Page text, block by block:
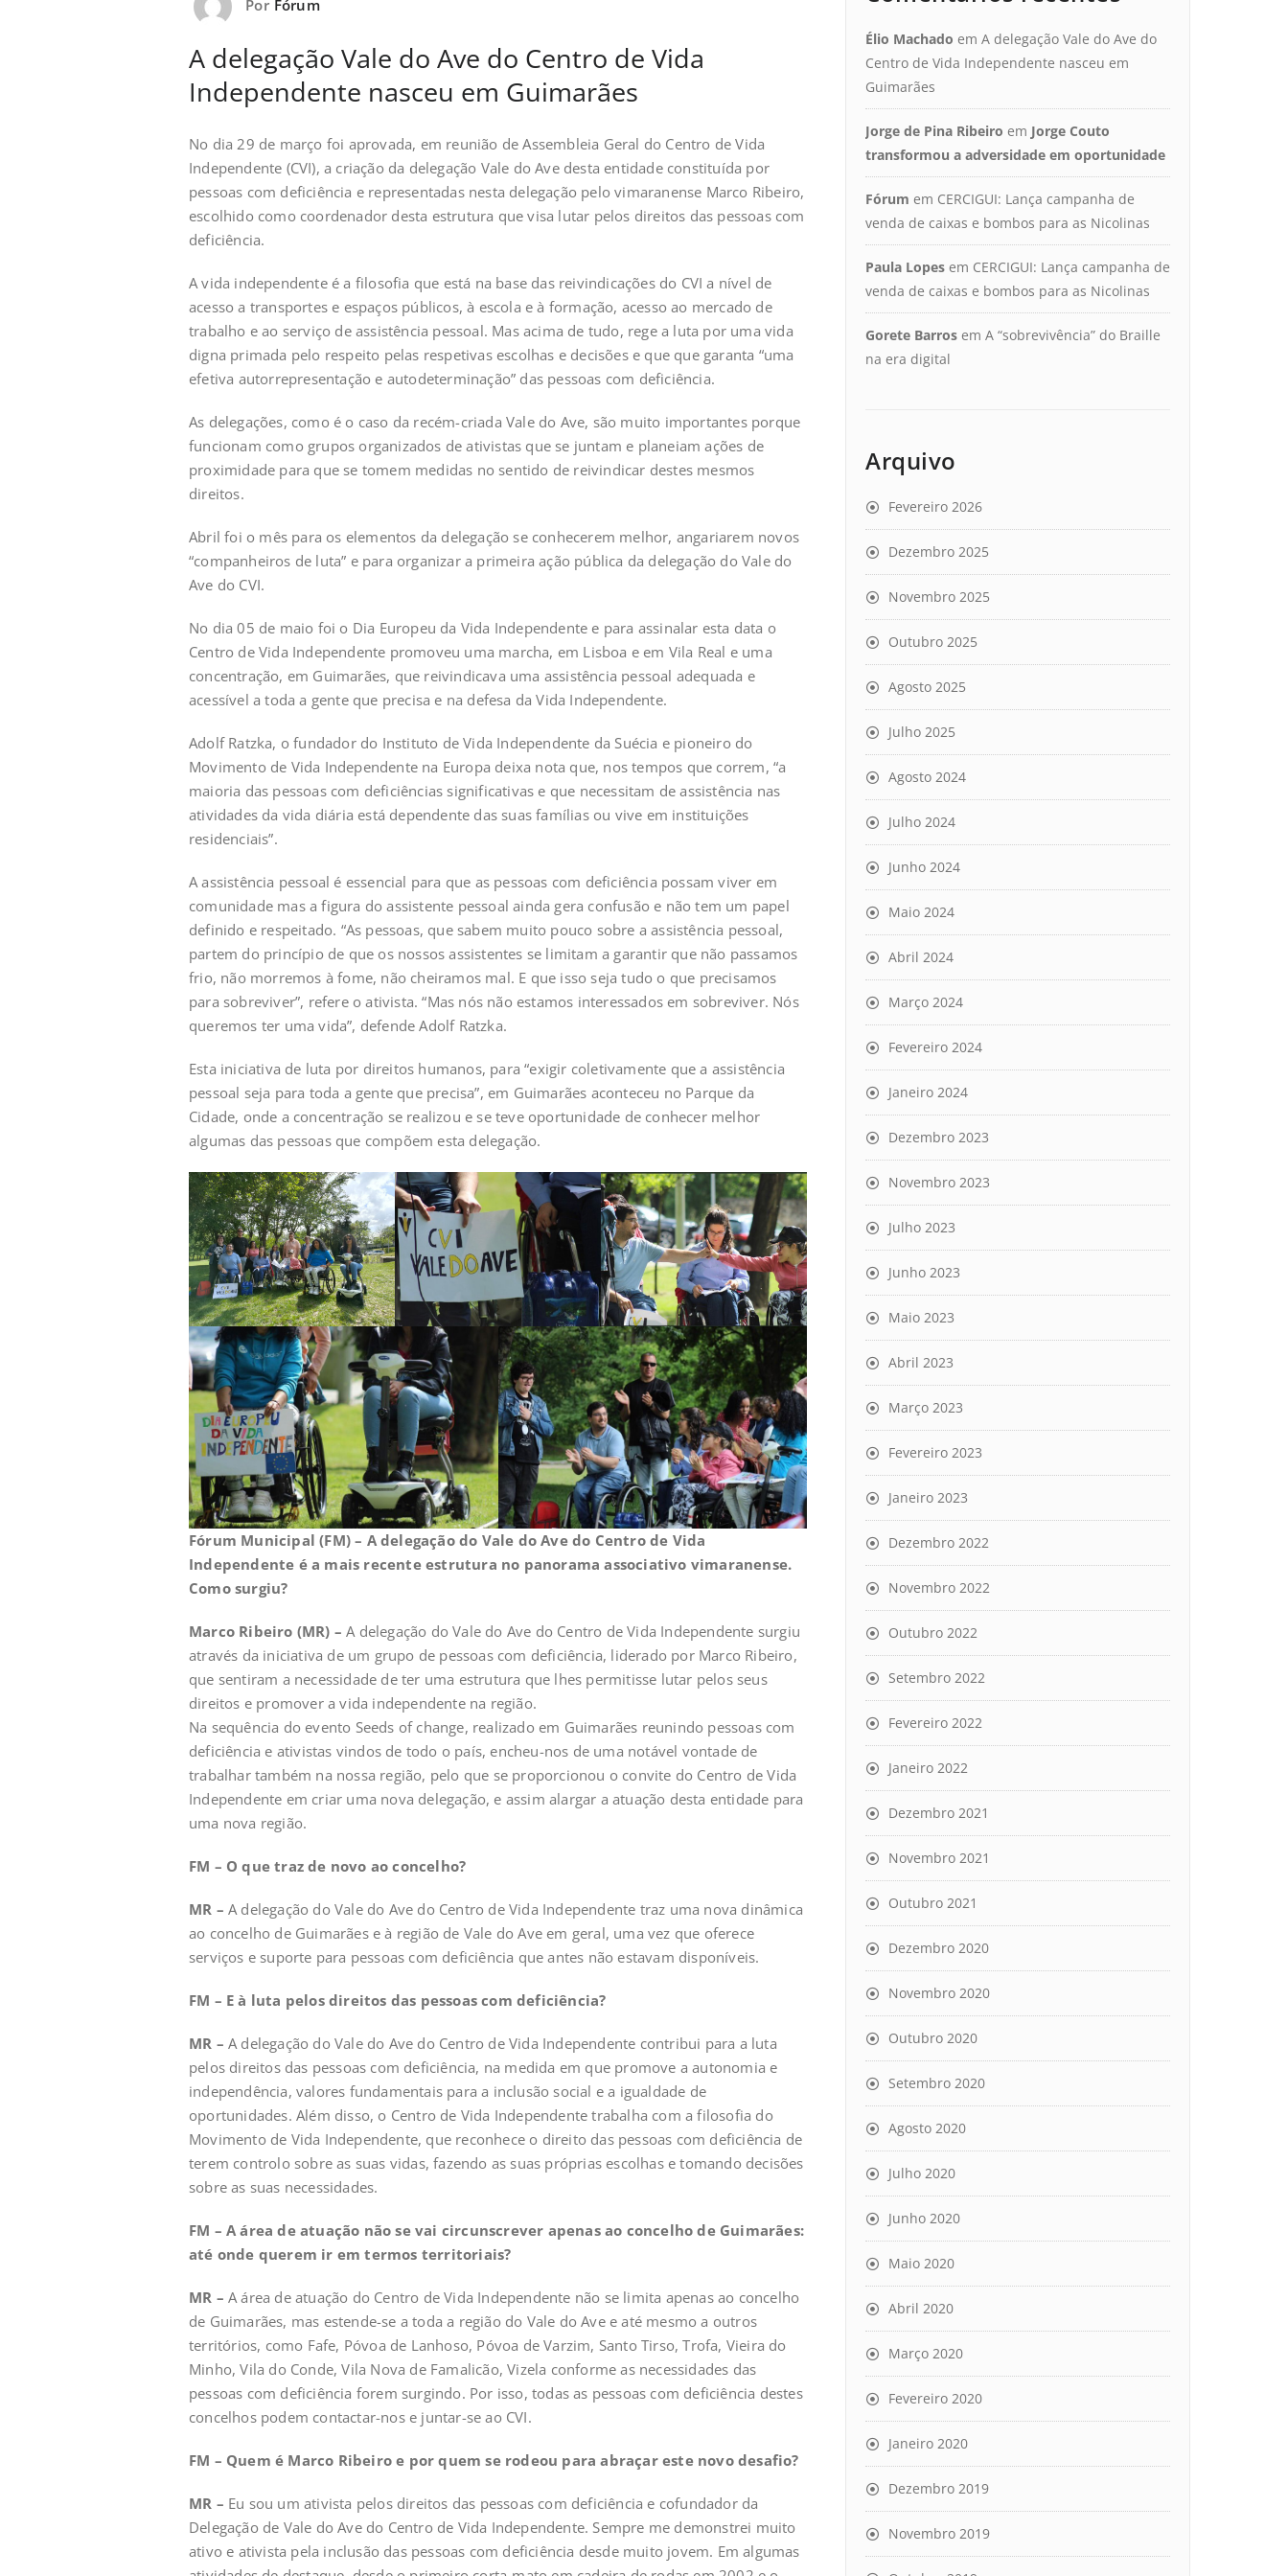
Por Fórum
A delegação Vale do Ave do Centro de Vida
Independente nasceu em Guimarães
No dia 29 de março foi aprovada, em reunião de Assembleia Geral do Centro de Vida
Independente (CVI), a criação da delegação Vale do Ave desta entidade constituída por
pessoas com deficiência e representadas nesta delegação pelo vimaranense Marco Ribeiro,
escolhido como coordenador desta estrutura que visa lutar pelos direitos das pessoas com
deficiência.
A vida independente é a filosofia que está na base das reivindicações do CVI a nível de
acesso a transportes e espaços públicos, à escola e à formação, acesso ao mercado de
trabalho e ao serviço de assistência pessoal. Mas acima de tudo, rege a luta por uma vida
digna primada pelo respeito pelas respetivas escolhas e decisões e que que garanta “uma
efetiva autorrepresentação e autodeterminação” das pessoas com deficiência.
As delegações, como é o caso da recém-criada Vale do Ave, são muito importantes porque
funcionam como grupos organizados de ativistas que se juntam e planeiam ações de
proximidade para que se tomem medidas no sentido de reivindicar destes mesmos
direitos.
Abril foi o mês para os elementos da delegação se conhecerem melhor, angariarem novos
“companheiros de luta” e para organizar a primeira ação pública da delegação do Vale do
Ave do CVI.
No dia 05 de maio foi o Dia Europeu da Vida Independente e para assinalar esta data o
Centro de Vida Independente promoveu uma marcha, em Lisboa e em Vila Real e uma
concentração, em Guimarães, que reivindicava uma assistência pessoal adequada e
acessível a toda a gente que precisa e na defesa da Vida Independente.
Adolf Ratzka, o fundador do Instituto de Vida Independente da Suécia e pioneiro do
Movimento de Vida Independente na Europa deixa nota que, nos tempos que correm, “a
maioria das pessoas com deficiências significativas e que necessitam de assistência nas
atividades da vida diária está dependente das suas famílias ou vive em instituições
residenciais”.
A assistência pessoal é essencial para que as pessoas com deficiência possam viver em
comunidade mas a figura do assistente pessoal ainda gera confusão e não tem um papel
definido e respeitado. “As pessoas, que sabem muito pouco sobre a assistência pessoal,
partem do princípio de que os nossos assistentes se limitam a garantir que não passamos
frio, não morremos à fome, não cheiramos mal. E que isso seja tudo o que precisamos
para sobreviver”, refere o ativista. “Mas nós não estamos interessados em sobreviver. Nós
queremos ter uma vida”, defende Adolf Ratzka.
Esta iniciativa de luta por direitos humanos, para “exigir coletivamente que a assistência
pessoal seja para toda a gente que precisa”, em Guimarães aconteceu no Parque da
Cidade, onde a concentração se realizou e se teve oportunidade de conhecer melhor
algumas das pessoas que compõem esta delegação.
Fórum Municipal (FM) – A delegação do Vale do Ave do Centro de Vida
Independente é a mais recente estrutura no panorama associativo vimaranense.
Como surgiu?
Marco Ribeiro (MR) – A delegação do Vale do Ave do Centro de Vida Independente surgiu
através da iniciativa de um grupo de pessoas com deficiência, liderado por Marco Ribeiro,
que sentiram a necessidade de ter uma estrutura que lhes permitisse lutar pelos seus
direitos e promover a vida independente na região.
Na sequência do evento Seeds of change, realizado em Guimarães reunindo pessoas com
deficiência e ativistas vindos de todo o país, encheu-nos de uma notável vontade de
trabalhar também na nossa região, pelo que se proporcionou o convite do Centro de Vida
Independente em criar uma nova delegação, e assim alargar a atuação desta entidade para
uma nova região.
FM – O que traz de novo ao concelho?
MR – A delegação do Vale do Ave do Centro de Vida Independente traz uma nova dinâmica
ao concelho de Guimarães e à região de Vale do Ave em geral, uma vez que oferece
serviços e suporte para pessoas com deficiência que antes não estavam disponíveis.
FM – E à luta pelos direitos das pessoas com deficiência?
MR – A delegação do Vale do Ave do Centro de Vida Independente contribui para a luta
pelos direitos das pessoas com deficiência, na medida em que promove a autonomia e
independência, valores fundamentais para a inclusão social e a igualdade de
oportunidades. Além disso, o Centro de Vida Independente trabalha com a filosofia do
Movimento de Vida Independente, que reconhece o direito das pessoas com deficiência de
terem controlo sobre as suas vidas, fazendo as suas próprias escolhas e tomando decisões
sobre as suas necessidades.
FM – A área de atuação não se vai circunscrever apenas ao concelho de Guimarães:
até onde querem ir em termos territoriais?
MR – A área de atuação do Centro de Vida Independente não se limita apenas ao concelho
de Guimarães, mas estende-se a toda a região do Vale do Ave e até mesmo a outros
territórios, como Fafe, Póvoa de Lanhoso, Póvoa de Varzim, Santo Tirso, Trofa, Vieira do
Minho, Vila do Conde, Vila Nova de Famalicão, Vizela conforme as necessidades das
pessoas com deficiência forem surgindo. Por isso, todas as pessoas com deficiência destes
concelhos podem contactar-nos e juntar-se ao CVI.
FM – Quem é Marco Ribeiro e por quem se rodeou para abraçar este novo desafio?
MR – Eu sou um ativista pelos direitos das pessoas com deficiência e cofundador da
Delegação de Vale do Ave do Centro de Vida Independente. Sempre me demonstrei muito
ativo e ativista pela inclusão das pessoas com deficiência desde muito jovem. Em algumas
Élio Machado em A delegação Vale do Ave do
Centro de Vida Independente nasceu em
Guimarães
Jorge de Pina Ribeiro em Jorge Couto
transformou a adversidade em oportunidade
Fórum em CERCIGUI: Lança campanha de
venda de caixas e bombos para as Nicolinas
Paula Lopes em CERCIGUI: Lança campanha de
venda de caixas e bombos para as Nicolinas
Gorete Barros em A “sobrevivência” do Braille
na era digital
Arquivo
Fevereiro 2026
Dezembro 2025
Novembro 2025
Outubro 2025
Agosto 2025
Julho 2025
Agosto 2024
Julho 2024
Junho 2024
Maio 2024
Abril 2024
Março 2024
Fevereiro 2024
Janeiro 2024
Dezembro 2023
Novembro 2023
Julho 2023
Junho 2023
Maio 2023
Abril 2023
Março 2023
Fevereiro 2023
Janeiro 2023
Dezembro 2022
Novembro 2022
Outubro 2022
Setembro 2022
Fevereiro 2022
Janeiro 2022
Dezembro 2021
Novembro 2021
Outubro 2021
Dezembro 2020
Novembro 2020
Outubro 2020
Setembro 2020
Agosto 2020
Julho 2020
Junho 2020
Maio 2020
Abril 2020
Março 2020
Fevereiro 2020
Janeiro 2020
Dezembro 2019
Novembro 2019